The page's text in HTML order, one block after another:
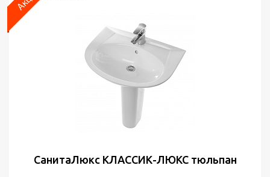
СанитаЛюкс КЛАССИК-ЛЮКС тюльпан